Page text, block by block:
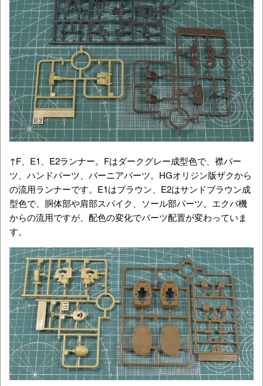
↑F、E1、E2ランナー。Fはダークグレー成型色で、襟パー
ツ、ハンドパーツ、バーニアパーツ。HGオリジン版ザクから
の流用ランナーです。E1はブラウン、E2はサンドブラウン成
型色で、胴体部や肩部スパイク、ソール部パーツ。エクバ機
からの流用ですが、配色の変化でパーツ配置が変わっていま
す。